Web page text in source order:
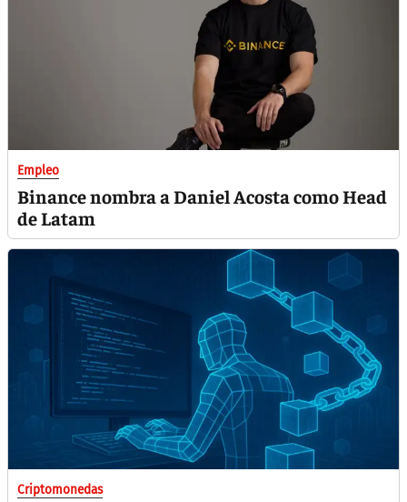
Empleo
Binance nombra a Daniel Acosta como Head
de Latam
Criptomonedas